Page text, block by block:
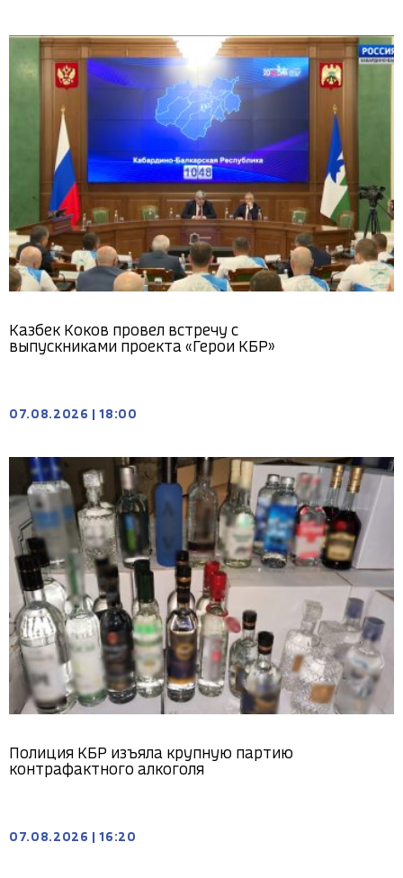
Казбек Коков провел встречу с
выпускниками проекта «Герои КБР»
07.08.2026 18:00
Полиция КБР изъяла крупную партию
контрафактного алкоголя
07.08.2026 16:20